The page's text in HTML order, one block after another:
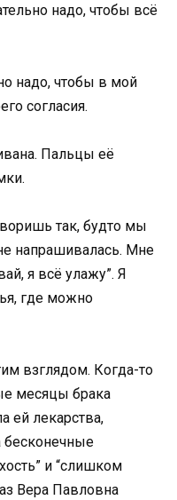
надо, чтобы всё
надо, чтобы в мой
согласия.
Пальцы её
так, будто мы
напрашивалась. Мне
я всё улажу”. Я
где можно
взглядом. Когда-то
месяцы брака
ей лекарства,
бесконечные
и “слишком
Вера Павловна